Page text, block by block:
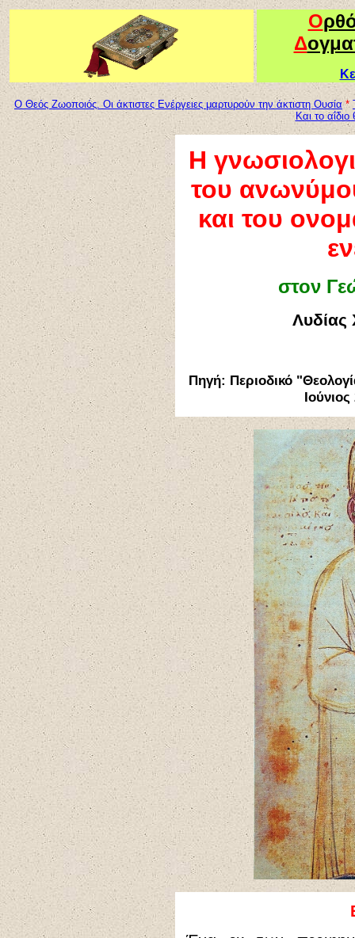
Ο
Δ
Ο Θεός Ζωοποιός. Οι άκτιστες Ενέργειες μαρτυρούν την άκτιστη Ουσία *
Και το
Η
του
και του
στον
Λυδίας
Πηγή: Περιοδικό